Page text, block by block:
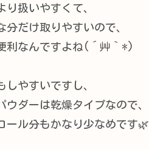
り扱いやすくて、
分だけ取りやすいので、
利なんですよね(´艸｀*)
しやすいですし、
ウダーは乾燥タイプなので、
ール分もかなり少なめです🌿